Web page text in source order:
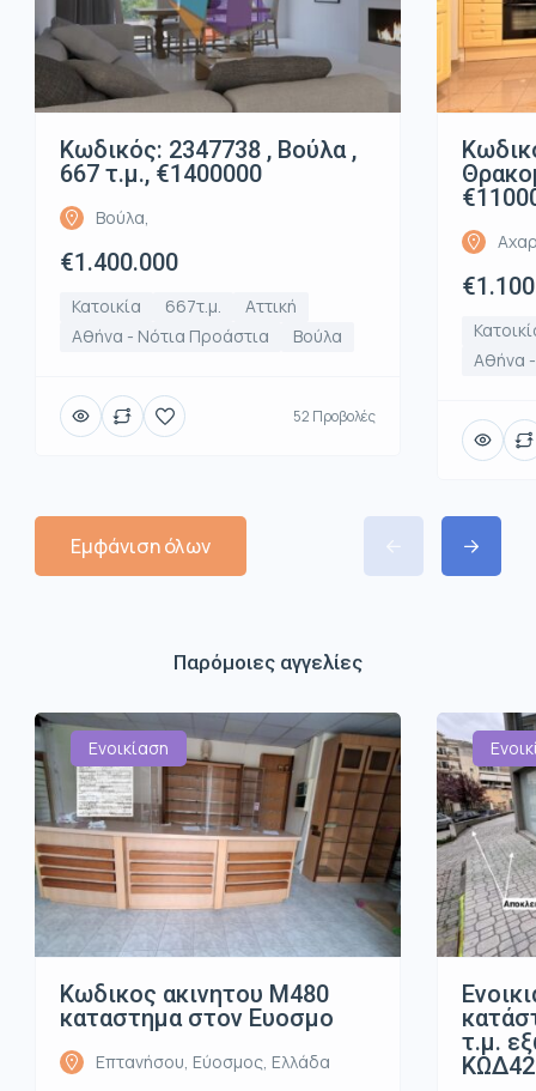
Κωδικός: 2347738 , Βούλα ,
667 τ.μ., €1400000
Βούλα,
€1.400.000
Κατοικία 667τ.μ.
Αττική
Αθήνα - Νότια Προάστια
Βούλα
52 Προβολές
Αθήνα
Εμφάνιση όλων
Παρόμοιες αγγελίες
Ενοικίαση
Κωδικος ακινητου Μ480
καταστημα στον Ευοσμο
Επτανήσου, Εύοσμος, Ελλάδα
τ.μ.